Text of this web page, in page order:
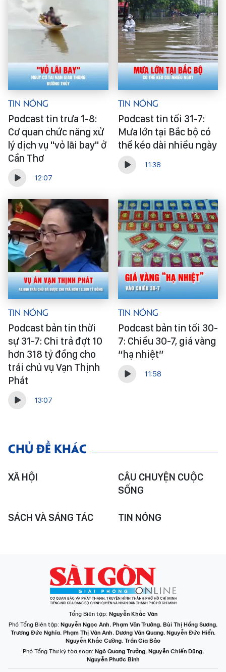
Tin Nóng
Podcast tin trưa 1-8:
Cơ quan chức năng xử
lý dịch vụ "vỏ lãi bay" ở
Cần Thơ
12:07
Tin Nóng
Podcast tin tối 31-7:
Mưa lớn tại Bắc bộ có
thể kéo dài nhiều ngày
11:38
Tin Nóng
Podcast bản tin thời
sự 31-7: Chi trả đợt 10
hơn 318 tỷ đồng cho
trái chủ vụ Vạn Thịnh
Phát
13:07
Tin Nóng
Podcast bản tin tối 30-
7: Chiều 30-7, giá vàng
“hạ nhiệt”
11:58
CHỦ ĐỀ KHÁC
XÃ HỘI
CÂU CHUYỆN CUỘC
SỐNG
SÁCH VÀ SÁNG TÁC TIN NÓNG
Tổng Biên tập: Nguyễn Khắc Văn
Phó Tổng Biên tập: Nguyễn Ngọc Anh, Phạm Văn Trường, Bùi Thị Hồng Sương,
Trương Đức Nghĩa, Phạm Thị Vân Anh, Dương Văn Quang, Nguyễn Đức Hiển,
Nguyễn Khắc Cường, Trần Gia Bảo
Phó Tổng Thư ký tòa soạn: Ngô Quang Trưởng, Nguyễn Chiến Dũng,
Nguyễn Phước Bình